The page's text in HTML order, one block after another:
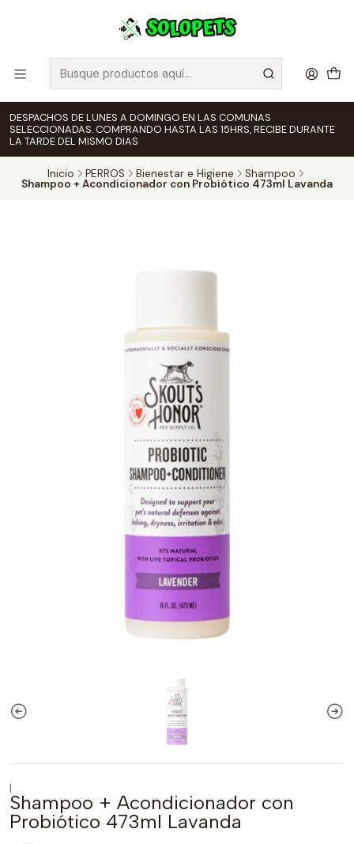
DESPACHOS DE LUNES A DOMINGO EN LAS COMUNAS
SELECCIONADAS. COMPRANDO HASTA LAS 15HRS, RECIBE DURANTE
LA TARDE DEL MISMO DIAS
Inicio PERROS Bienestar e Higiene Shampoo
Shampoo + Acondicionador con Probiótico 473ml Lavanda
|
Shampoo + Acondicionador con
Probiótico 473ml Lavanda